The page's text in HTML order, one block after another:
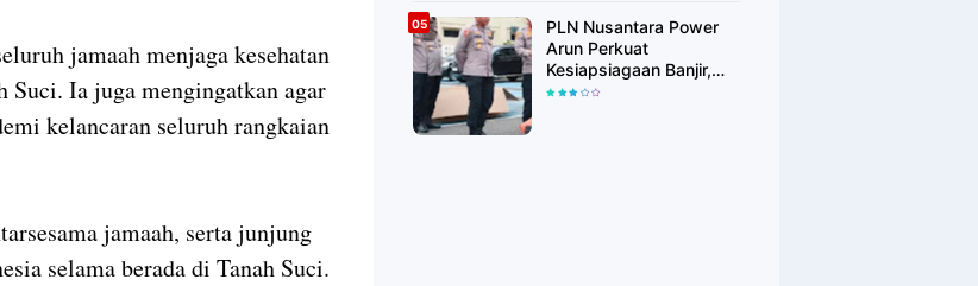
jamaah menjaga kesehatan
Suci. Ia juga mengingatkan agar
kelancaran seluruh rangkaian
jamaah, serta junjung
selama berada di Tanah Suci.
PLN Nusantara Power
Arun Perkuat
Kesiapsiagaan Banjir,
Polres Lhokseumawe